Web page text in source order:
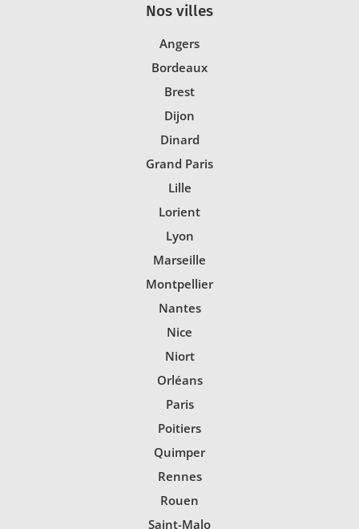
Nos villes
Angers
Bordeaux
Brest
Dijon
Dinard
Grand Paris
Lille
Lorient
Lyon
Marseille
Montpellier
Nantes
Nice
Niort
Orléans
Paris
Poitiers
Quimper
Rennes
Rouen
Saint-Malo